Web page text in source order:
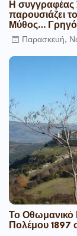
Η
παρουσιάζει
Μύθος…
Παρασκευή,
Το
Πολέμου